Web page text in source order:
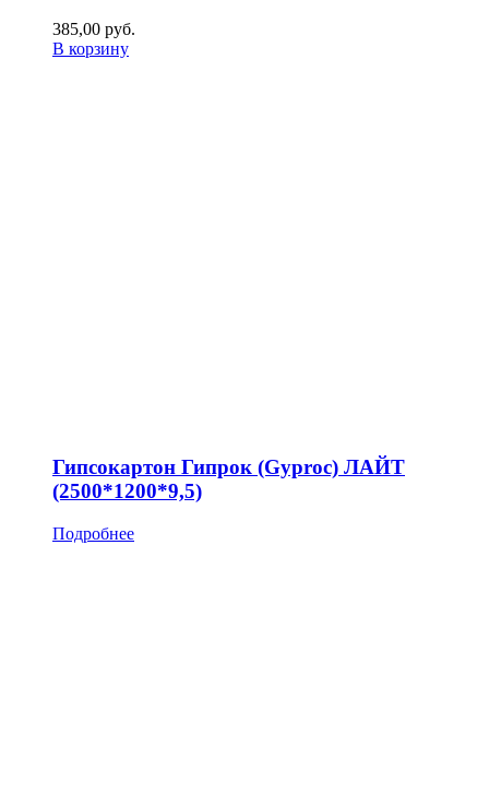
385,00 руб.
В корзину
Гипсокартон Гипрок (Gyproc) ЛАЙТ
(2500*1200*9,5)
Подробнее